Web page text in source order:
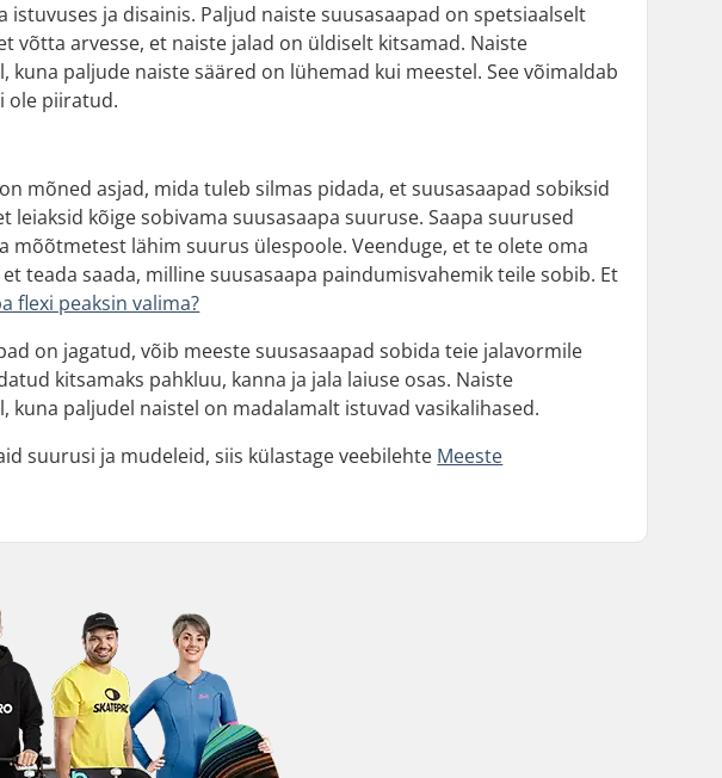
ja disainis. Paljud naiste suusasaapad on spetsiaalselt
võtta arvesse, et naiste jalad on üldiselt kitsamad. Naiste
paljude naiste sääred on lühemad kui meestel. See võimaldab
ole piiratud.
mõned asjad, mida tuleb silmas pidada, et suusasaapad sobiksid
kõige sobivama suusasaapa suuruse. Saapa suurused
mõõtmetest lähim suurus ülespoole. Veenduge, et te olete oma
teada saada, milline suusasaapa paindumisvahemik teile sobib. Et
flexi peaksin valima?
on jagatud, võib meeste suusasaapad sobida teie jalavormile
kitsamaks pahkluu, kanna ja jala laiuse osas. Naiste
paljudel naistel on madalamalt istuvad vasikalihased.
suurusi ja mudeleid, siis külastage veebilehte Meeste